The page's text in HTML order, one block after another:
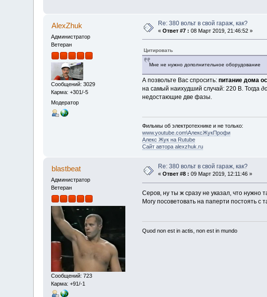
AlexZhuk
Администратор
Ветеран
Сообщений: 3029
Карма: +301/-5
Модератор
Re: 380 вольт в свой гараж, как?
«Ответ #7 : 08 Март 2019, 21:46:52 »
Цитировать
Мне не нужно дополнительное оборудование
А позвольте Вас спросить: питание дома
на самый наихудший случай: 220 В. Тогда
недостающие две фазы.
Фильмы об электротехнике и не только:
www.youtube.com\АлексЖукПрофи
Алекс Жук на Rutube
Сайт автора alexzhuk.ru
blastbeat
Администратор
Ветеран
Сообщений: 723
Карма: +91/-1
Re: 380 вольт в свой гараж, как?
«Ответ #8 : 09 Март 2019, 12:11:46 »
Серов, ну ты ж сразу не указал, что нужно
Могу посоветовать на паперти постоять
Quod non est in actis, non est in mundo